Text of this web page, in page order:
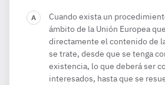
Cuando exista un
ámbito de la Unión Europea
directamente el contenido de
se trate, desde que se tenga
existencia, lo que deberá ser
interesados, hasta que se